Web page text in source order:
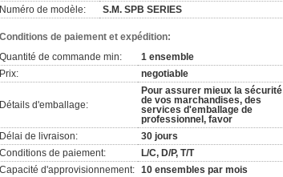
Numéro de modèle:
S.M. SPB SERIES
Conditions de paiement et expédition:
Quantité de commande min:
1 ensemble
Prix:
negotiable
Détails d'emballage:
Pour assurer mieux la sécurité
de vos marchandises, des
services d'emballage de
professionnel, favor
Délai de livraison:
30 jours
Conditions de paiement:
L/C, D/P, T/T
Capacité d'approvisionnement: 10 ensembles par mois